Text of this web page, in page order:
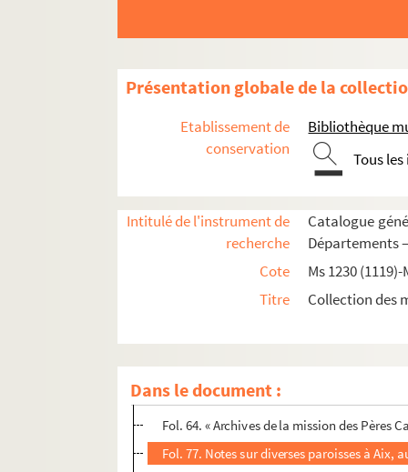
Présentation globale de la
Etablissement de
conservation
Bibliothèque
Tous
Intitulé de l'instrument de
recherche
Catalogue
Départements
Cote
Ms 1230
Titre
Collection des
Dans le document :
Ms 1276 (1158). « Lettres écrites par M. le
Ms 1278 (1160). « Journal ou recueil
Ms 1279 (1161). Recueil de pièces sur la
Ms 1280 (1162). Recueil de pièces sur la
Ms 1281 (1163). Recueil de pièces
Ms 1282 (1164). « Bibliothèque provençale »
Ms 1283 (1165). Recueil de pièces sur la
Ms 1284 (1166). Recueil de pièces
Fol. 1. « Brevis et vera relatio visitationis
Fol. 21. Pièces imprimées et manuscrites
Fol. 59. Lettre du Roi ordonnant qu'on
Fol. 64. « Archives de la mission des Pères
Fol. 77. Notes sur diverses paroisses à Aix,